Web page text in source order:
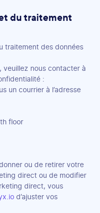
du traitement
traitement des données
veuillez nous contacter à
:
un courrier à l’adresse
floor
ou de retirer votre
direct ou de modifier
direct, vous
d’ajuster vos